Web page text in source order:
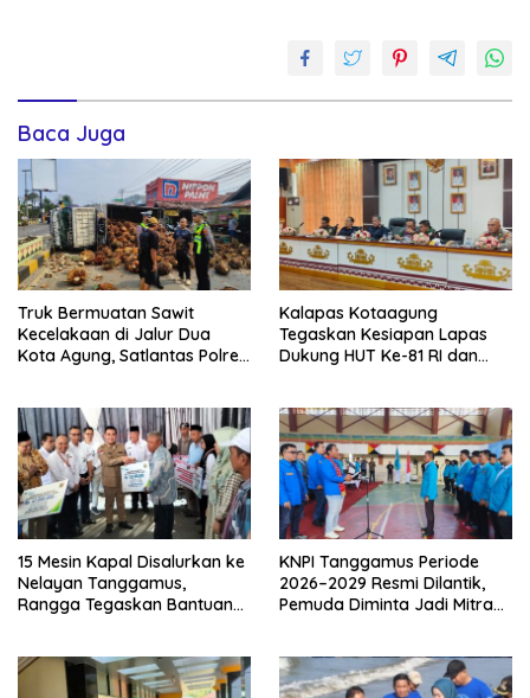
Baca Juga
Truk Bermuatan Sawit
Kecelakaan di Jalur Dua
Kota Agung, Satlantas Polres
Kalapas Kotaagung
Tegaskan Kesiapan Lapas
Dukung HUT Ke-81 RI dan
15 Mesin Kapal Disalurkan ke
Nelayan Tanggamus,
Rangga Tegaskan Bantuan
KNPI Tanggamus Periode
2026–2029 Resmi Dilantik,
Pemuda Diminta Jadi Mitra